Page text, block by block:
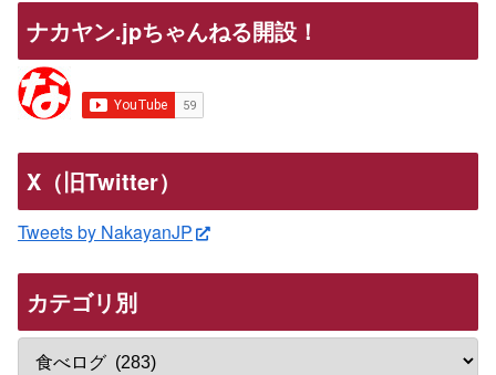
ナカヤン.jpちゃんねる開設！
X（旧Twitter）
Tweets by NakayanJP
カテゴリ別